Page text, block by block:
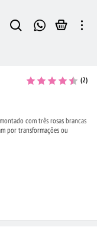
(2)
com três rosas brancas
por transformações ou